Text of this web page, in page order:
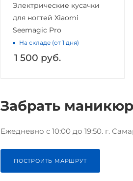
Электрические кусачки
для ногтей Xiaomi
Seemagic Pro
На складе (от 1 дня)
1 500 руб.
Забрать
Ежедневно с 10:00 до 19:50. г.
ПОСТРОИТЬ МАРШРУТ